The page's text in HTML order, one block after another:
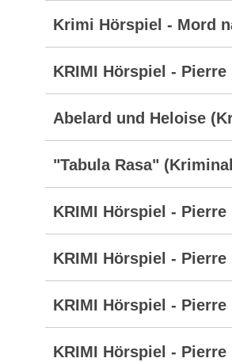
Krimi Hörspiel - Mord
KRIMI Hörspiel - Pierre
Abelard und Heloise
"Tabula Rasa"
KRIMI Hörspiel - Pierre
KRIMI Hörspiel - Pierre
KRIMI Hörspiel - Pierre
KRIMI Hörspiel - Pierre